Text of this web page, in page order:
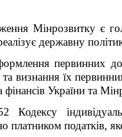
Мінрозвитку є
державну
первинних
визнання їх
фінансів України та
платником податків,